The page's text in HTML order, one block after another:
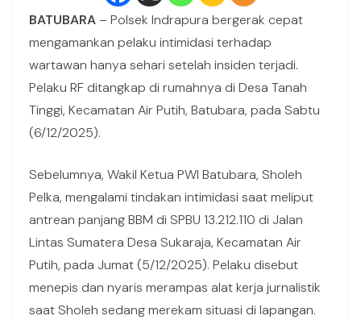
BATUBARA– Polsek Indrapura bergerak cepat
mengamankan pelaku intimidasi terhadap
wartawan hanya sehari setelah insiden terjadi.
Pelaku RF ditangkap di rumahnya di Desa Tanah
Tinggi, Kecamatan Air Putih, Batubara, pada Sabtu
(6/12/2025).
Sebelumnya, Wakil Ketua PWI Batubara, Sholeh
Pelka, mengalami tindakan intimidasi saat meliput
antrean panjang BBM di SPBU 13.212.110 di Jalan
Lintas Sumatera Desa Sukaraja, Kecamatan Air
Putih, pada Jumat (5/12/2025). Pelaku disebut
menepis dan nyaris merampas alat kerja jurnalistik
saat Sholeh sedang merekam situasi di lapangan.